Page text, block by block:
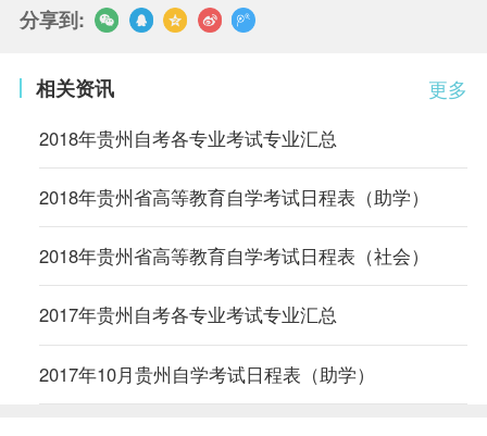
分享到:
更多
相关资讯
2018年贵州自考各专业考试专业汇总
2018年贵州省高等教育自学考试日程表（助学）
2018年贵州省高等教育自学考试日程表（社会）
2017年贵州自考各专业考试专业汇总
2017年10月贵州自学考试日程表（助学）